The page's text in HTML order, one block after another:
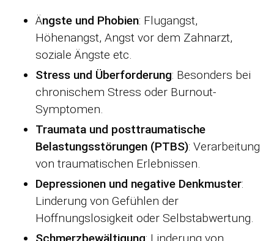
Ängste und Phobien: Flugangst,
Höhenangst, Angst vor dem Zahnarzt,
soziale Ängste etc.
Stress und Überforderung: Besonders bei
chronischem Stress oder Burnout-
Symptomen.
Traumata und posttraumatische
Belastungsstörungen (PTBS): Verarbeitung
von traumatischen Erlebnissen.
Depressionen und negative Denkmuster:
Linderung von Gefühlen der
Hoffnungslosigkeit oder Selbstabwertung.
Schmerzbewältigung: Linderung von